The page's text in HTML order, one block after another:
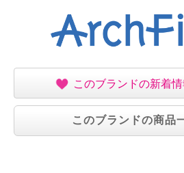
このブランドの新着
このブランドの商品